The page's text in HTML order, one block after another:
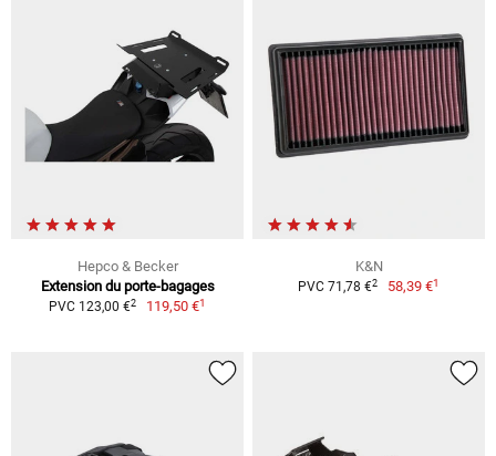
Hepco & Becker
Extension du porte-bagages
PVC 123,00 €2 119,50 €1
K&N
PVC 71,78 €2 58,39 €1